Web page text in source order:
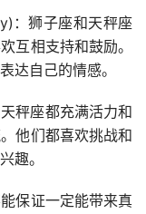
：狮子座和天秤座
互相支持和鼓励。
达自己的情感。
秤座都充满活力和
他们都喜欢挑战和
趣。
保证一定能带来真